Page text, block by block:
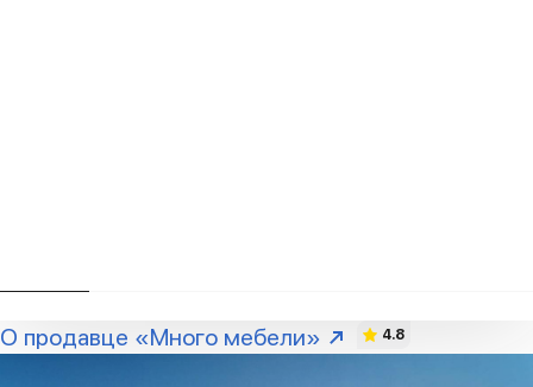
О продавце «Много мебели» 4.8